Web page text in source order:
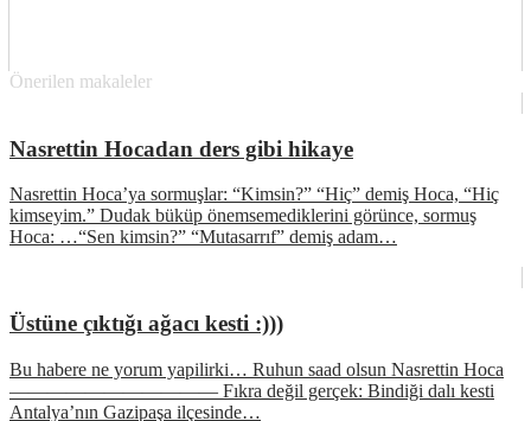
Önerilen makaleler
Nasrettin Hocadan ders gibi hikaye
Nasrettin Hoca’ya sormuşlar: “Kimsin?” “Hiç” demiş Hoca, “Hiç
kimseyim.” Dudak büküp önemsemediklerini görünce, sormuş
Hoca: …“Sen kimsin?” “Mutasarrıf” demiş adam…
Üstüne çıktığı ağacı kesti :)))
Bu habere ne yorum yapilirki… Ruhun saad olsun Nasrettin Hoca
——————————— Fıkra değil gerçek: Bindiği dalı kesti
Antalya’nın Gazipaşa ilçesinde…